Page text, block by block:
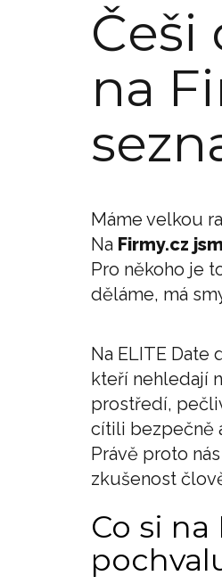
Češi
na
Máme velkou
Na Firmy.cz
Pro někoho je
děláme, má
Na ELITE
kteří nehledají
prostředí,
cítili bezpečně
Právě proto
zkušenost
Co si